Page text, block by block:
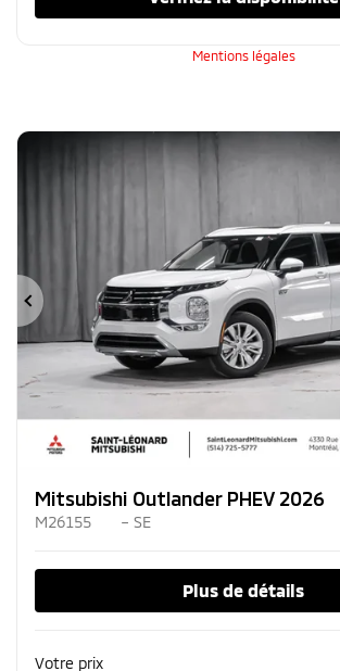
Mentions légales
Précédent
Mitsubishi Outlander PHEV 2026
M26155 – SE
Plus de détails
Votre prix